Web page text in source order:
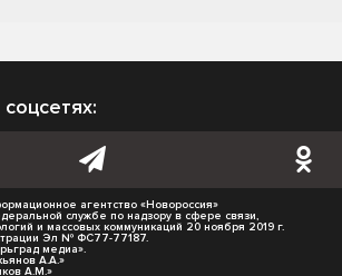
агентство «Новороссия»
службе по надзору в сфере связи,
и массовых коммуникаций 20 ноября 2019 г.
Эл № ФС77-77187.
медиа».
А.А.»
А.М.»